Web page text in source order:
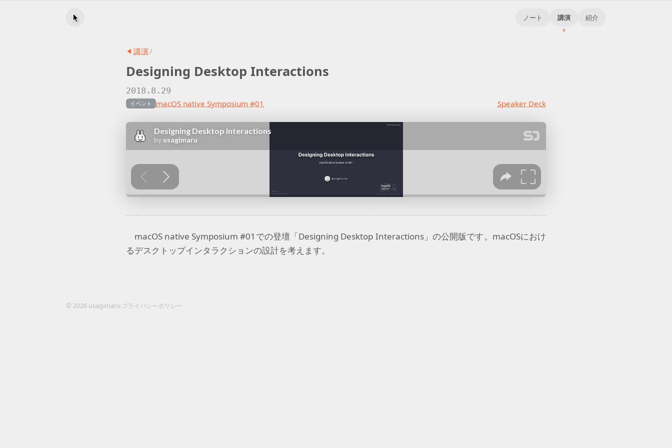
ノート 講演 紹介
講演/
Designing Desktop Interactions
2018.8.29
イベント macOS native Symposium #01 Speaker Deck
macOS native Symposium #01 での登壇「Designing Desktop Interactions」の公開版です。 macOSにおけ
るデスクトップインタラクションの設計を考えます。
© 2026 usagimaru.プライバシーポリシー